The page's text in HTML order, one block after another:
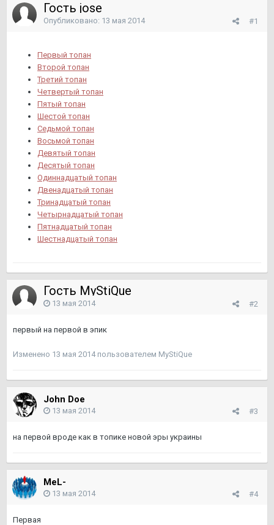
Гость jose
#1
Опубликовано: 13 мая 2014
Первый топан
Второй топан
Третий топан
Четвертый топан
Пятый топан
Шестой топан
Седьмой топан
Восьмой топан
Девятый топан
Десятый топан
Одиннадцатый топан
Двенадцатый топан
Тринадцатый топан
Четырнадцатый топан
Пятнадцатый топан
Шестнадцатый топан
Гость MyStiQue
#2
13 мая 2014
первый на первой в эпик
Изменено 13 мая 2014пользователем MyStiQue
John Doe
#3
13 мая 2014
на первой вроде как в топике новой эры украины
MeL-
#4
13 мая 2014
Первая